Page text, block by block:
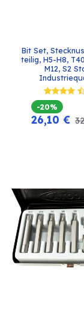
Bit Set,
teilig, H5-H8,
M12, S2
-20%
26,10 €